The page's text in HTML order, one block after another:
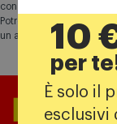
con qualsiasi gestore.
Potrebbe essere
un applicazione10
per
È solo il
esclusivi